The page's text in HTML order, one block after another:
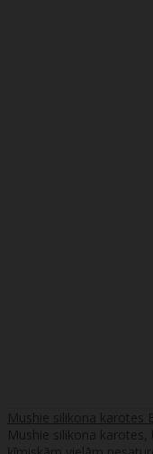
Mushie silikona karotes
Mushie silikona